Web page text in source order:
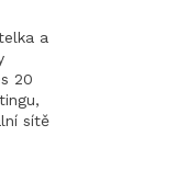
a
20
sítě